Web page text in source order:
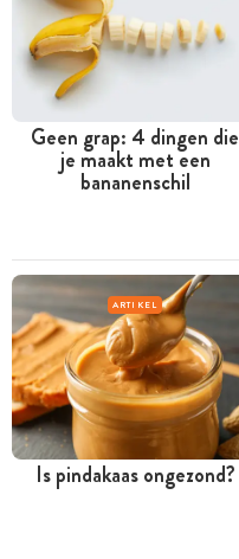
Geen grap: 4 dingen die
je maakt met een
bananenschil
ARTIKEL
Is pindakaas ongezond?